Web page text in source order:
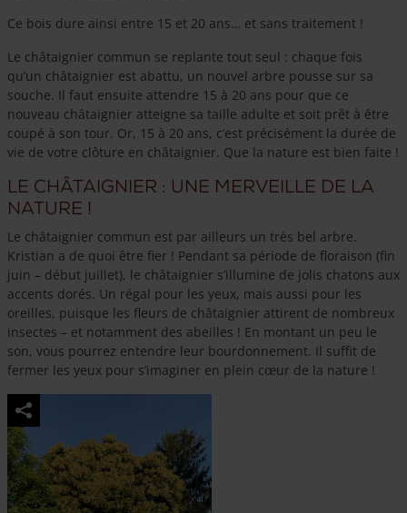
Ce bois dure ainsi entre 15 et 20 ans… et sans traitement !
Le châtaignier commun se replante tout seul : chaque fois
qu’un châtaignier est abattu, un nouvel arbre pousse sur sa
souche. Il faut ensuite attendre 15 à 20 ans pour que ce
nouveau châtaignier atteigne sa taille adulte et soit prêt à être
coupé à son tour. Or, 15 à 20 ans, c’est précisément la durée de
vie de votre clôture en châtaignier. Que la nature est bien faite !
Le châtaignier : une merveille de la
nature !
Le châtaignier commun est par ailleurs un très bel arbre.
Kristian a de quoi être fier ! Pendant sa période de floraison (fin
juin – début juillet), le châtaignier s’illumine de jolis chatons aux
accents dorés. Un régal pour les yeux, mais aussi pour les
oreilles, puisque les fleurs de châtaignier attirent de nombreux
insectes – et notamment des abeilles ! En montant un peu le
son, vous pourrez entendre leur bourdonnement. Il suffit de
fermer les yeux pour s’imaginer en plein cœur de la nature !